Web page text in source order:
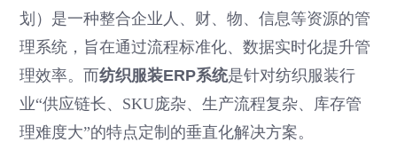
划）是一种整合企业人、财、物、信息等资源的管
理系统，旨在通过流程标准化、数据实时化提升管
理效率。而纺织服装ERP系统是针对纺织服装行
业“供应链长、SKU庞杂、生产流程复杂、库存管
理难度大”的特点定制的垂直化解决方案。